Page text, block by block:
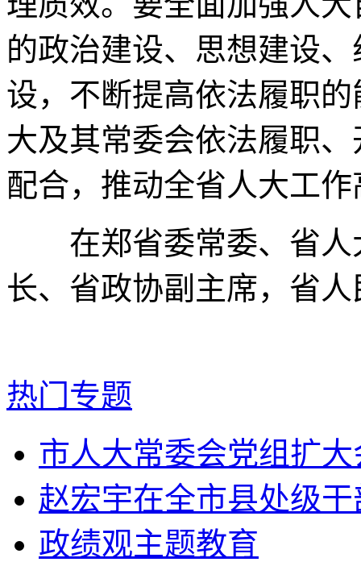
的政治建设、思想建设
设，不断提高依法履职
大及其常委会依法履职
配合，推动全省人大工
在郑省委常委、省人
长、省政协副主席，省
热门专题
市人大常委会党组扩
赵宏宇在全市县处级
政绩观主题教育